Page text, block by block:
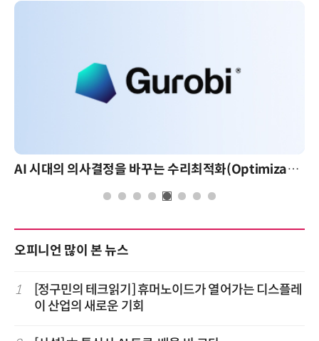
AI 시대의 의사결정을 바꾸는 수리최적화(Optimization): 실제 산업 적용 사례와 활용 전략
오피니언 많이 본 뉴스
1
[정구민의 테크읽기] 휴머노이드가 열어가는 디스플레
이 산업의 새로운 기회